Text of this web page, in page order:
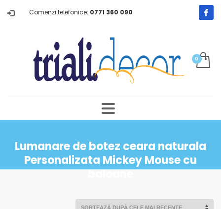
Comenzi telefonice: 0771 360 090
Lumanare de botez ceara naturala
Personalizata Mickey Mouse cu
baloane